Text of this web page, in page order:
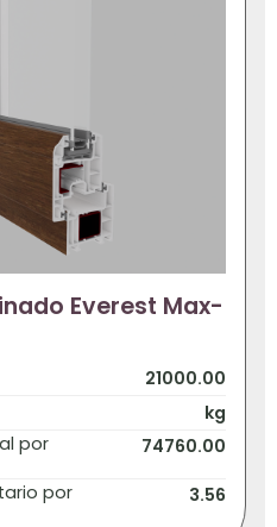
Everest Max-
21000.00
kg
por
74760.00
por
3.56